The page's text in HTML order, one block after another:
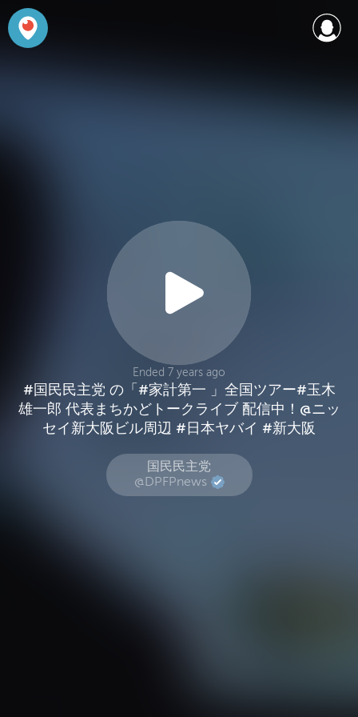
Ended 7 years ago
#国民民主党 の「#家計第一 」全国ツアー#玉木
雄一郎 代表まちかどトークライブ 配信中！@ニッ
セイ新大阪ビル周辺 #日本ヤバイ #新大阪
国民民主党
@DPFPnews